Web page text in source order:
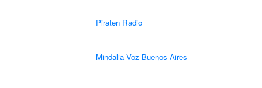
Piraten Radio
Mindalia Voz Buenos Aires